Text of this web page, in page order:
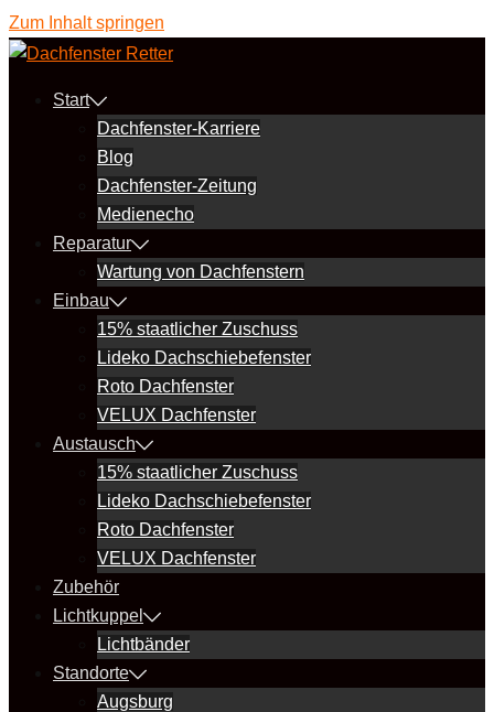
Zum Inhalt springen
Start
Dachfenster-Karriere
Blog
Dachfenster-Zeitung
Medienecho
Reparatur
Wartung von Dachfenstern
Einbau
15% staatlicher Zuschuss
Lideko Dachschiebefenster
Roto Dachfenster
VELUX Dachfenster
Austausch
15% staatlicher Zuschuss
Lideko Dachschiebefenster
Roto Dachfenster
VELUX Dachfenster
Zubehör
Lichtkuppel
Lichtbänder
Standorte
Augsburg